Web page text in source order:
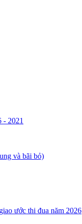
2021
và bãi bỏ)
ước thi đua năm 2026